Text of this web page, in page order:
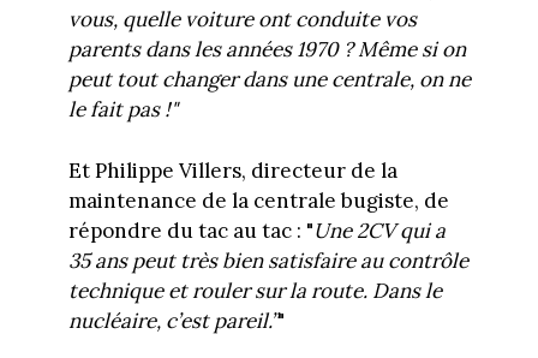
vous, quelle voiture ont conduite vos
parents dans les années 1970 ? Même si on
peut tout changer dans une centrale, on ne
le fait pas !"
Et Philippe Villers, directeur de la
maintenance de la centrale bugiste, de
répondre du tac au tac : "Une 2CV qui a
35 ans peut très bien satisfaire au contrôle
technique et rouler sur la route. Dans le
nucléaire, c’est pareil.”"